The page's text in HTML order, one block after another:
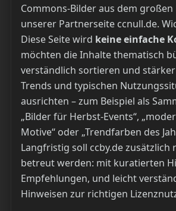
Commons-Bilder aus dem großen
unserer Partnerseite ccnull.de.
Diese Seite wird keine einfache
möchten die Inhalte thematisch
verständlich sortieren und
Trends und typischen
ausrichten – zum Beispiel als
„Bilder für Herbst-Events“,
Motive“ oder „Trendfarben des
Langfristig soll ccby.de zusätzlich
betreut werden: mit kuratierten
Empfehlungen, und leicht
Hinweisen zur richtigen